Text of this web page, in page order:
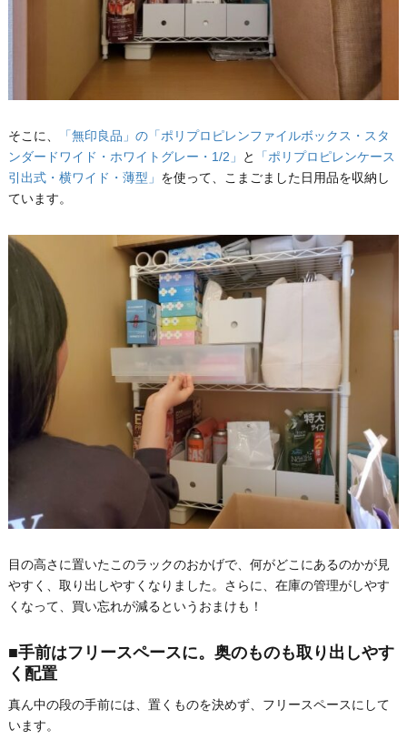
そこに、
「無印良品」の「ポリプロピレンファイルボックス・スタ
ンダードワイド・ホワイトグレー・1/2」
と
「ポリプロピレンケース
引出式・横ワイド・薄型」 を使って、こまごました日用品を収納し
ています。
目の高さに置いたこのラックのおかげで、何がどこにあるのかが見
やすく、取り出しやすくなりました。さらに、在庫の管理がしやす
くなって、買い忘れが減るというおまけも！
■手前はフリースペースに。奥のものも取り出しやす
く配置
真ん中の段の手前には、置くものを決めず、フリースペースにして
います。